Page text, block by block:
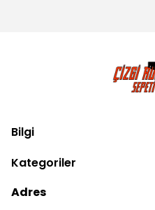
Bilgi
Kategoriler
Adres